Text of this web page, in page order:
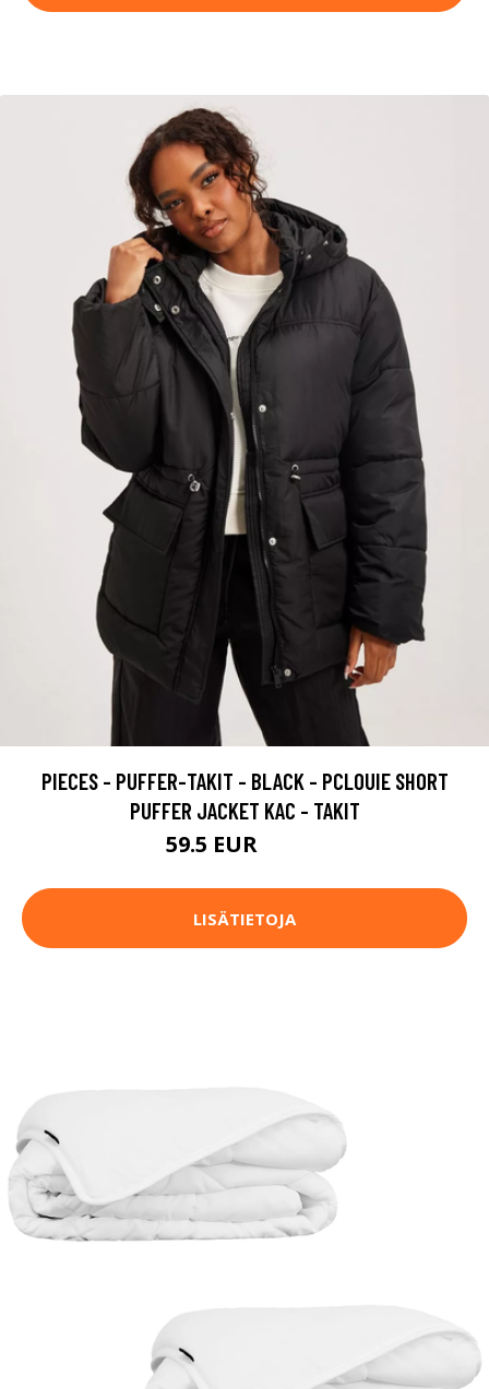
PIECES - PUFFER-TAKIT - BLACK - PCLOUIE SHORT
PUFFER JACKET KAC - TAKIT
59.5 EUR
LISÄTIETOJA